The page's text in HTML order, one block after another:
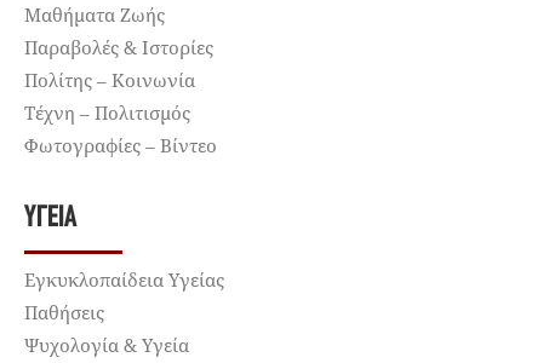
Μαθήματα Ζωής
Παραβολές & Ιστορίες
Πολίτης – Κοινωνία
Τέχνη – Πολιτισμός
Φωτογραφίες – Βίντεο
ΥΓΕΊΑ
Εγκυκλοπαίδεια Υγείας
Παθήσεις
Ψυχολογία & Υγεία